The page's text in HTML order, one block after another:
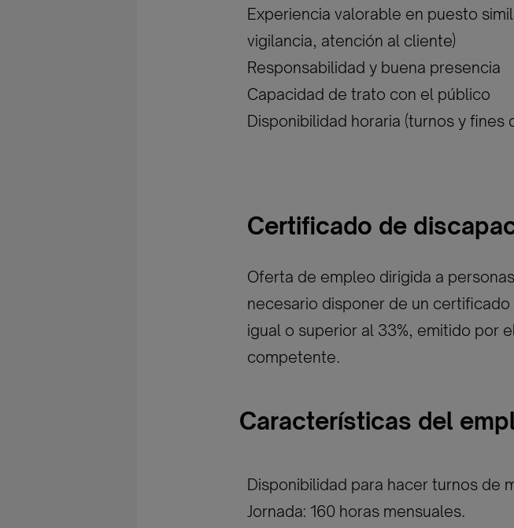
Experiencia valorable en puesto
vigilancia, atención al cliente)
Responsabilidad y buena presencia
Capacidad de trato con el público
Disponibilidad horaria (turnos y fines
Certificado de
Oferta de empleo dirigida a
necesario disponer de un
igual o superior al 33%, emitido por
competente.
Características del
Disponibilidad para hacer turnos de
Jornada: 160 horas mensuales.